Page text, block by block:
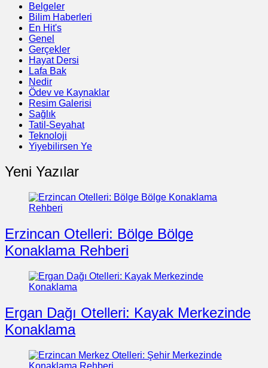
Belgeler
Bilim Haberleri
En Hit's
Genel
Gerçekler
Hayat Dersi
Lafa Bak
Nedir
Ödev ve Kaynaklar
Resim Galerisi
Sağlık
Tatil-Seyahat
Teknoloji
Yiyebilirsen Ye
Yeni Yazılar
Erzincan Otelleri: Bölge Bölge
Konaklama Rehberi
Ergan Dağı Otelleri: Kayak Merkezinde
Konaklama